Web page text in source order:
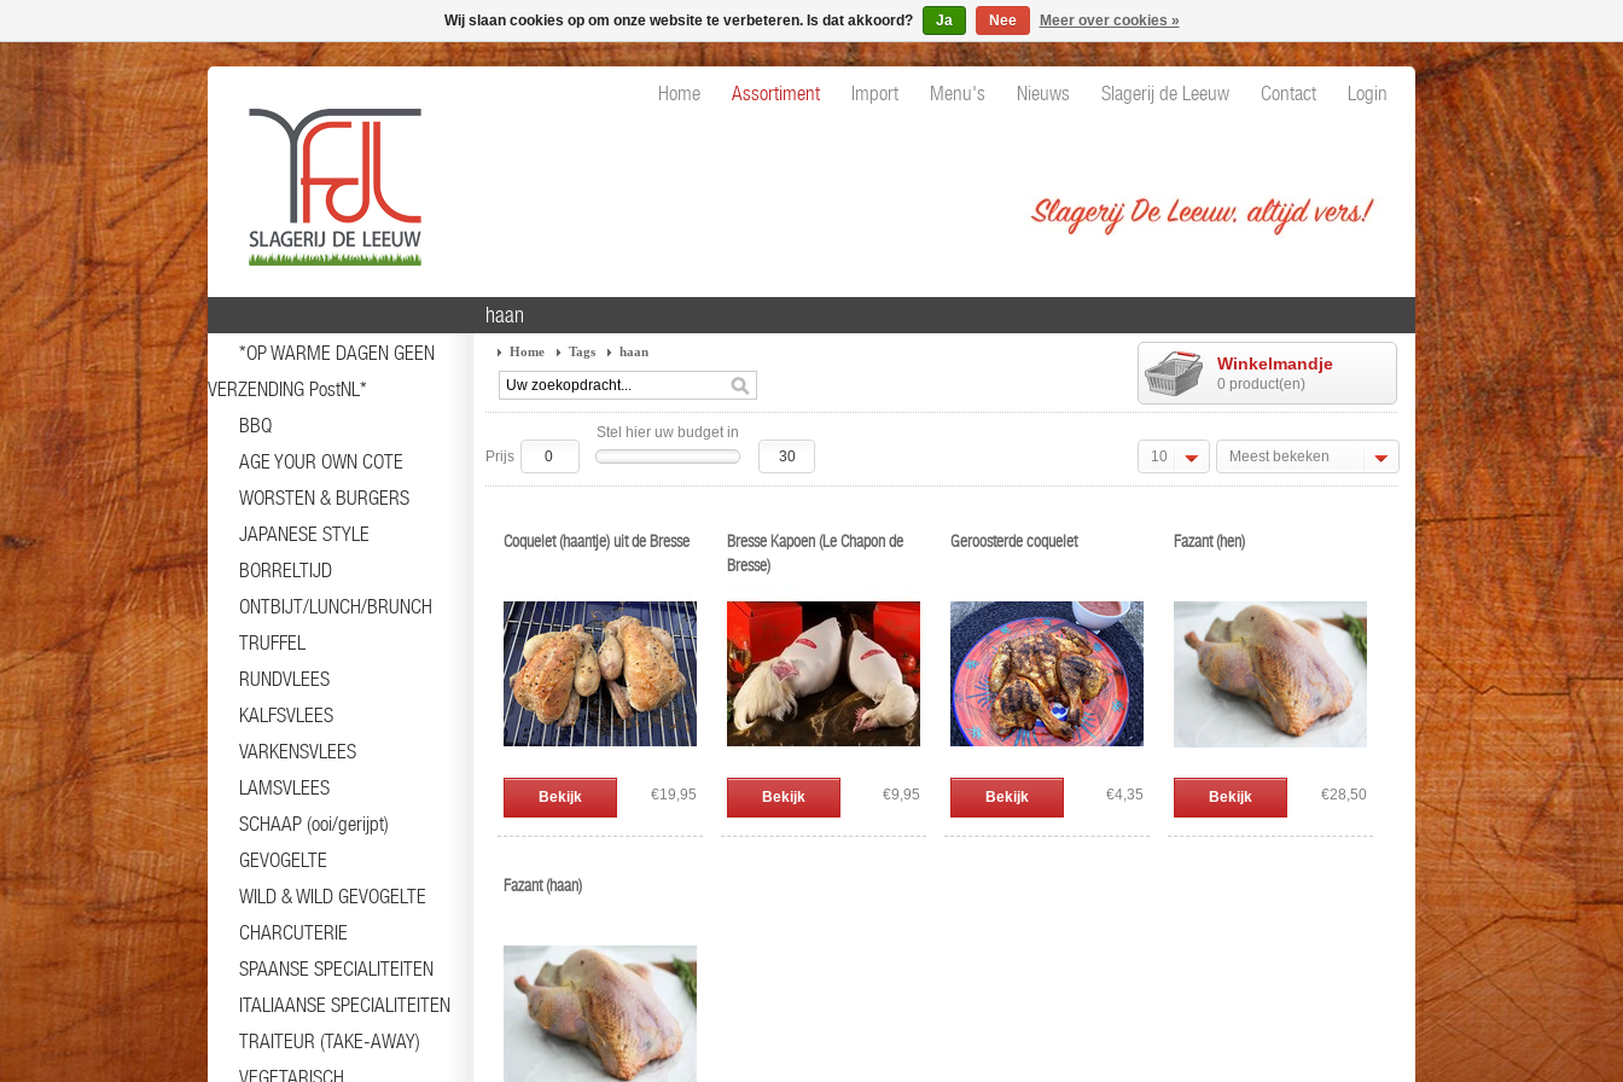
Home Assortiment Import Menu's Nieuws Slagerij de Leeuw Contact Login
*OP WARME DAGEN GEEN
VERZENDING PostNL*
BBQ
AGE YOUR OWN COTE
WORSTEN & BURGERS
JAPANESE STYLE
BORRELTIJD
ONTBIJT/LUNCH/BRUNCH
TRUFFEL
RUNDVLEES
KALFSVLEES
VARKENSVLEES
LAMSVLEES
SCHAAP (ooi/gerijpt)
GEVOGELTE
WILD & WILD GEVOGELTE
CHARCUTERIE
SPAANSE SPECIALITEITEN
ITALIAANSE SPECIALITEITEN
TRAITEUR (TAKE-AWAY)
VEGETARISCH
haan
Home Tags haan
Winkelmandje
0 product(en)
Stel hier uw budget in
Prijs
10 Meest bekeken
Coquelet (haantje) uit de Bresse
Bekijk €19,95
Bresse Kapoen (Le Chapon de
Bresse)
Bekijk €9,95
Geroosterde coquelet
Bekijk €4,35
Fazant (hen)
Bekijk €28,50
Fazant (haan)
Wij slaan cookies op om onze website te verbeteren. Is dat akkoord? Ja Nee Meer over cookies »